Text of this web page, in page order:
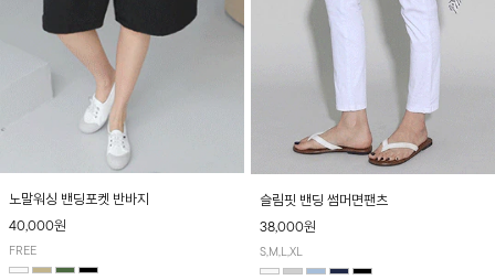
노말워싱 밴딩포켓 반바지
40,000원
FREE
슬림핏 밴딩 썸머면팬츠
38,000원
S,M,L,XL